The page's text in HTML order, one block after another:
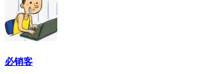
必销客